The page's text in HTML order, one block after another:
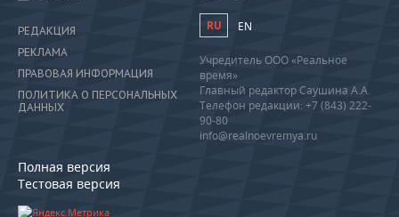
РЕДАКЦИЯ
РЕКЛАМА
ПРАВОВАЯ ИНФОРМАЦИЯ
ПОЛИТИКА О ПЕРСОНАЛЬНЫХ
ДАННЫХ
Полная версия
Тестовая версия
RU EN
Учредитель ООО «Реальное
время»
Главный редактор Саушина А.А.
Телефон редакции: +7 (843) 222-
90-80
info@realnoevremya.ru